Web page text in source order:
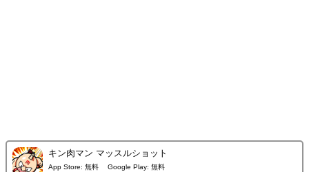
キン肉マン マッスルショット
App Store: 無料 Google Play: 無料